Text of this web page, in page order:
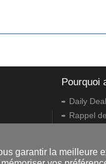
garantir la meilleure
Pourquoi
Daily
Rappel
Options